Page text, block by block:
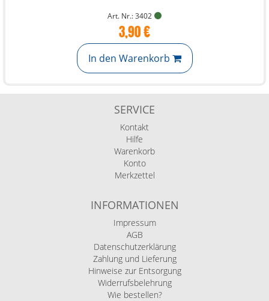
Art. Nr.: 3402
3,90 €
In den Warenkorb
SERVICE
Kontakt
Hilfe
Warenkorb
Konto
Merkzettel
INFORMATIONEN
Impressum
AGB
Datenschutzerklärung
Zahlung und Lieferung
Hinweise zur Entsorgung
Widerrufsbelehrung
Wie bestellen?